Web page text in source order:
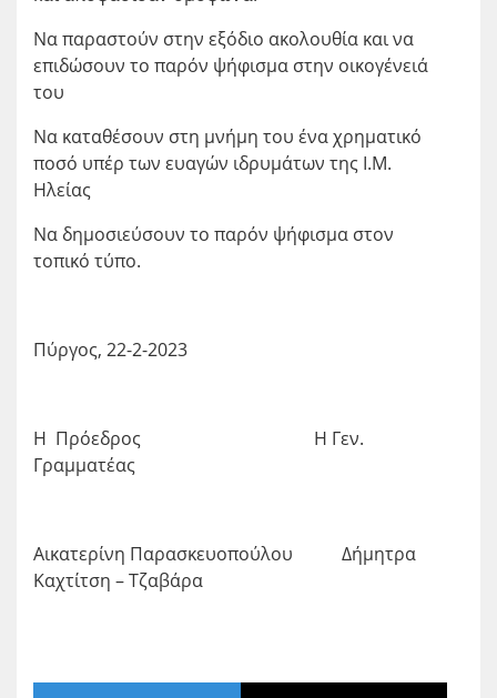
Να παραστούν στην εξόδιο ακολουθία και να
επιδώσουν το παρόν ψήφισμα στην οικογένειά
του
Να καταθέσουν στη μνήμη του ένα χρηματικό
ποσό υπέρ των ευαγών ιδρυμάτων της Ι.Μ.
Ηλείας
Να δημοσιεύσουν το παρόν ψήφισμα στον
τοπικό τύπο.
Πύργος, 22-2-2023
Η Πρόεδρος Η Γεν.
Γραμματέας
Αικατερίνη Παρασκευοπούλου Δήμητρα
Καχτίτση – Τζαβάρα